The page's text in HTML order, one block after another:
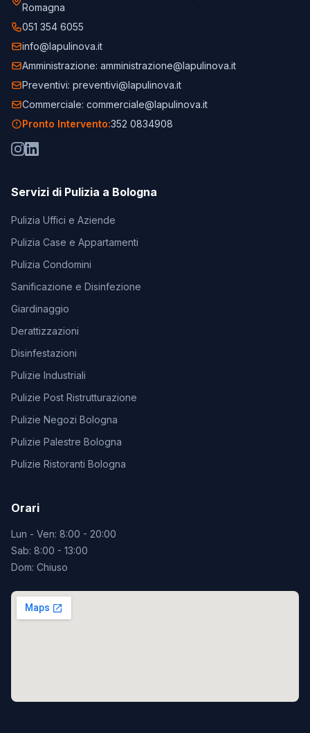
Romagna
051 354 6055
info@lapulinova.it
Amministrazione: amministrazione@lapulinova.it
Preventivi: preventivi@lapulinova.it
Commerciale: commerciale@lapulinova.it
Pronto Intervento:352 0834908
Servizi di Pulizia a Bologna
Pulizia Uffici e Aziende
Pulizia Case e Appartamenti
Pulizia Condomini
Sanificazione e Disinfezione
Giardinaggio
Derattizzazioni
Disinfestazioni
Pulizie Industriali
Pulizie Post Ristrutturazione
Pulizie Negozi Bologna
Pulizie Palestre Bologna
Pulizie Ristoranti Bologna
Orari
Lun - Ven: 8:00 - 20:00
Sab: 8:00 - 13:00
Dom: Chiuso